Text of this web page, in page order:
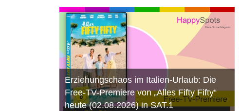
Erziehungschaos im Italien-Urlaub: Die
Free-TV-Premiere von „Alles Fifty Fifty“
heute (02.08.2026) in SAT.1